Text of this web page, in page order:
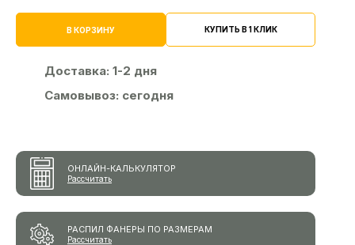
В КОРЗИНУ КУПИТЬ В 1 КЛИК
Доставка: 1-2 дня
Самовывоз: сегодня
ОНЛАЙН-КАЛЬКУЛЯТОР
Рассчитать
РАСПИЛ ФАНЕРЫ ПО РАЗМЕРАМ
Рассчитать